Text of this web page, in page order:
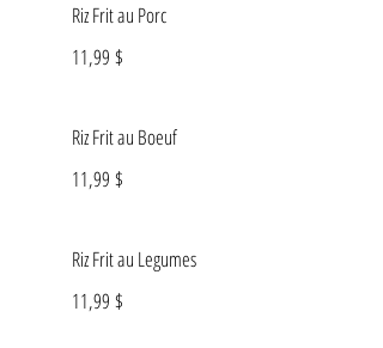
Riz Frit au Porc
11,99 $
Riz Frit au Boeuf
11,99 $
Riz Frit au Legumes
11,99 $